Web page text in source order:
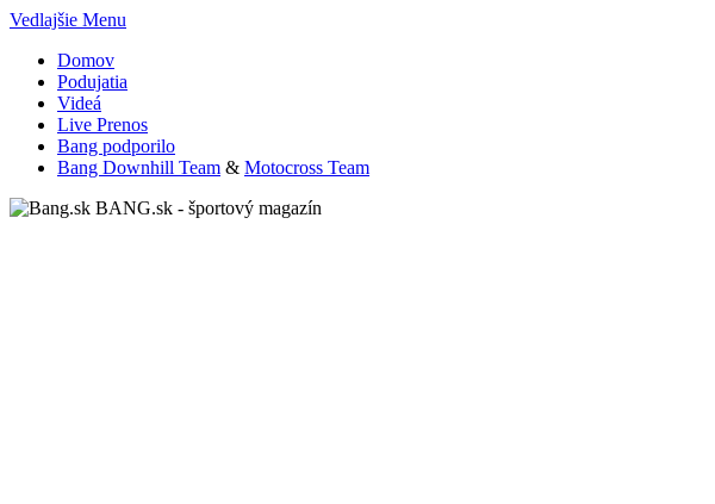
Vedlajšie Menu
Domov
Podujatia
Videá
Live Prenos
Bang podporilo
Bang Downhill Team & Motocross Team
BANG.sk - športový magazín